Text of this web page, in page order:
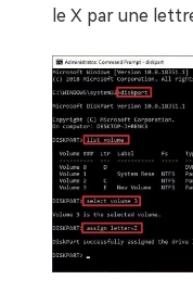
le X par une